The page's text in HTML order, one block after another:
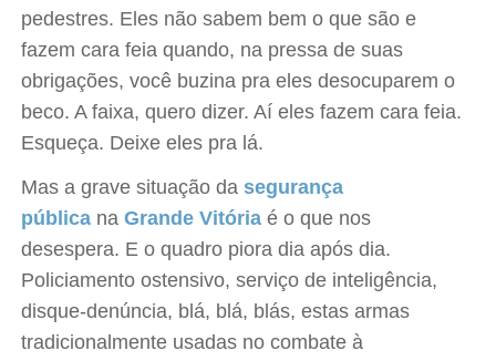
pedestres. Eles não sabem bem o que são e
fazem cara feia quando, na pressa de suas
obrigações, você buzina pra eles desocuparem o
beco. A faixa, quero dizer. Aí eles fazem cara feia.
Esqueça. Deixe eles pra lá.
Mas a grave situação dasegurança
pública naGrande Vitória é o que nos
desespera. E o quadro piora dia após dia.
Policiamento ostensivo, serviço de inteligência,
disque-denúncia, blá, blá, blás, estas armas
tradicionalmente usadas no combate à